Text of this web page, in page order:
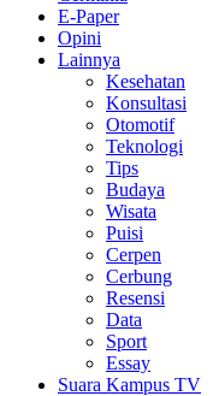
E-Paper
Opini
Lainnya
Kesehatan
Konsultasi
Otomotif
Teknologi
Tips
Budaya
Wisata
Puisi
Cerpen
Cerbung
Resensi
Data
Sport
Essay
Suara Kampus TV